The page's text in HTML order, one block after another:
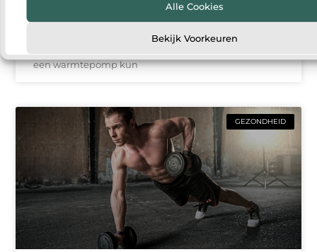
Alle Cookies
Bekijk Voorkeuren
Steeds meer huishoudens denken na over manieren
om hun woning energiezuiniger te maken. Een van
een warmtepomp kun
GEZONDHEID